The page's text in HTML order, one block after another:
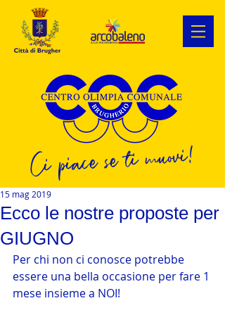
Ci piace se ti muovi!
Ecco le nostre proposte per
GIUGNO
15 mag 2019
Per chi non ci conosce potrebbe
essere una bella occasione per fare 1
mese insieme a NOI!